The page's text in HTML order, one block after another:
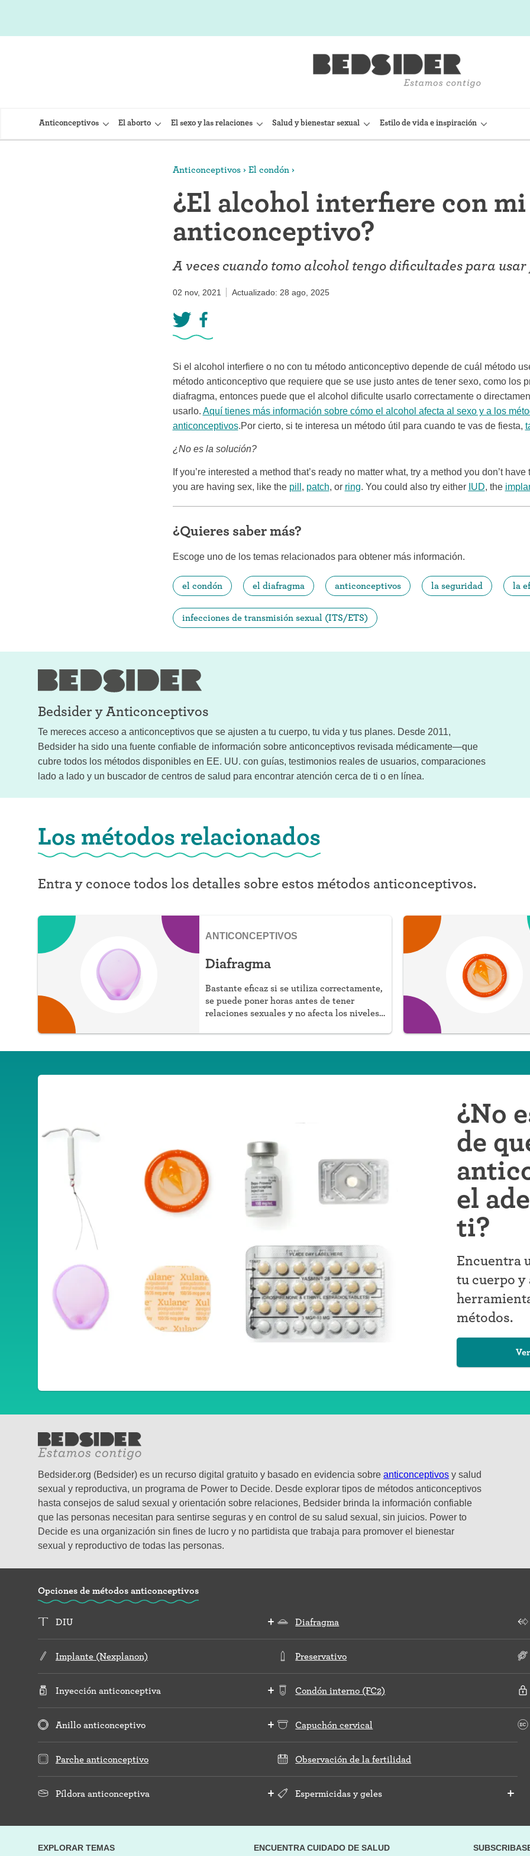
Anticonceptivos
Implante (Nexplanon)
Inyección anticonceptiva (Depo-
Provera)
Anillo anticonceptivo
Parche anticonceptivo
Preservativo
Capuchón cervical
Anticonceptivos de emergencia
El aborto El sexo y las relaciones Salud y bienestar sexual Estilo de vida e inspiración
Anticonceptivos El condón
¿El alcohol interfiere con mi
anticonceptivo?
A veces cuando tomo alcohol tengo dificultades para
02 nov, 2021 Actualizado: 28 ago, 2025
Si el alcohol interfiere o no con tu método anticonceptivo depende de cuál método
método anticonceptivo que requiere que se use justo antes de tener sexo, como los
diafragma, entonces puede que el alcohol dificulte usarlo correctamente o
usarlo. Aquí tienes más información sobre cómo el alcohol afecta al sexo y a los
anticonceptivos.Por cierto, si te interesa un método útil para cuando te vas de fiesta,
¿No es la solución?
If you’re interested a method that’s ready no matter what, try a method you don’t
you are having sex, like the pill , patch, or ring. You could also try either IUD, the
¿Quieres saber más?
Escoge uno de los temas relacionados para obtener más información.
el condón el diafragma anticonceptivos la seguridad la
infecciones de transmisión sexual (ITS/ETS)
Bedsider yAnticonceptivos
Te mereces acceso a anticonceptivos que se ajusten a tu cuerpo, tu vida y tus planes. Desde 2011,
Bedsider ha sido una fuente confiable de información sobre anticonceptivos revisada médicamente—que
cubre todos los métodos disponibles en EE. UU. con guías, testimonios reales de usuarios, comparaciones
lado a lado y un buscador de centros de salud para encontrar atención cerca de ti o en línea.
Los métodos relacionados
Entra y conoce todos los detalles sobre estos métodos anticonceptivos.
ANTICONCEPTIVOS
Diafragma
Bastante eficaz si se utiliza correctamente,
se puede poner horas antes de tener
relaciones sexuales y no afecta los niveles
¿No
de
el
ti?
Encuentra
tu cuerpo y
métodos.
Bedsider.org (Bedsider) es un recurso digital gratuito y basado en evidencia sobre anticonceptivos y salud
sexual y reproductiva, un programa de Power to Decide. Desde explorar tipos de métodos anticonceptivos
hasta consejos de salud sexual y orientación sobre relaciones, Bedsider brinda la información confiable
que las personas necesitan para sentirse seguras y en control de su salud sexual, sin juicios. Power to
Decide es una organización sin fines de lucro y no partidista que trabaja para promover el bienestar
sexual y reproductivo de todas las personas.
Opciones de métodos anticonceptivos
DIU
Implante (Nexplanon)
Inyección anticonceptiva
Anillo anticonceptivo
Parche anticonceptivo
Píldora anticonceptiva
Diafragma
Preservativo
Condón interno (FC2)
Capuchón cervical
Observación de la fertilidad
Espermicidas y geles
EXPLORAR TEMAS ENCUENTRA CUIDADO DE SALUD